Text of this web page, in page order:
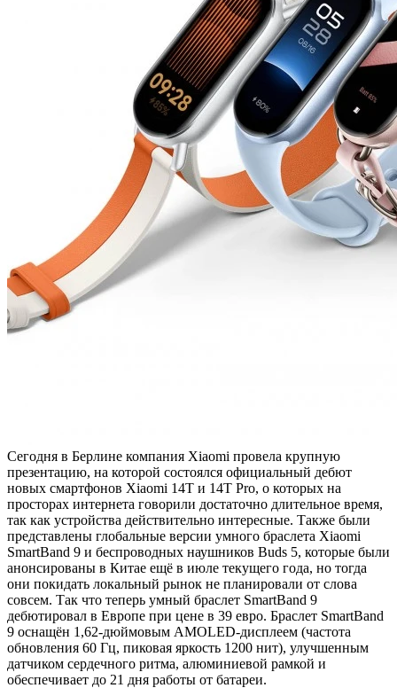
Сегодня в Берлине компания Xiaomi провела крупную
презентацию, на которой состоялся официальный дебют
новых смартфонов Xiaomi 14T и 14T Pro, о которых на
просторах интернета говорили достаточно длительное время,
так как устройства действительно интересные. Также были
представлены глобальные версии умного браслета Xiaomi
SmartBand 9 и беспроводных наушников Buds 5, которые были
анонсированы в Китае ещё в июле текущего года, но тогда
они покидать локальный рынок не планировали от слова
совсем. Так что теперь умный браслет SmartBand 9
дебютировал в Европе при цене в 39 евро. Браслет SmartBand
9 оснащён 1,62-дюймовым AMOLED-дисплеем (частота
обновления 60 Гц, пиковая яркость 1200 нит), улучшенным
датчиком сердечного ритма, алюминиевой рамкой и
обеспечивает до 21 дня работы от батареи.